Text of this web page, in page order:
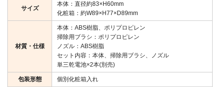
サイズ
本体：直径約83×H60mm
化粧箱：約W89×H77×D89mm
材質・仕様
本体：ABS樹脂、ポリプロピレン
掃除用ブラシ：ポリプロピレン
ノズル：ABS樹脂
セット内容：本体、掃除用ブラシ、ノズル
単三乾電池×2本(別売)
包装形態 個別化粧箱入れ